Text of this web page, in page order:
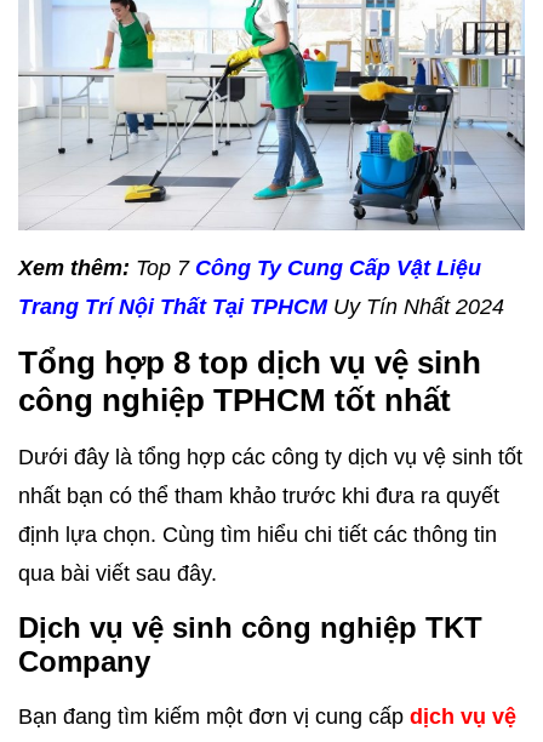
Xem thêm: Top 7 Công Ty Cung Cấp Vật Liệu
Trang Trí Nội Thất Tại TPHCMUy Tín Nhất 2024
Tổng hợp 8 top dịch vụ vệ sinh
công nghiệp TPHCM tốt nhất
Dưới đây là tổng hợp các công ty dịch vụ vệ sinh tốt
nhất bạn có thể tham khảo trước khi đưa ra quyết
định lựa chọn. Cùng tìm hiểu chi tiết các thông tin
qua bài viết sau đây.
Dịch vụ vệ sinh công nghiệp TKT
Company
Bạn đang tìm kiếm một đơn vị cung cấp dịch vụ vệ